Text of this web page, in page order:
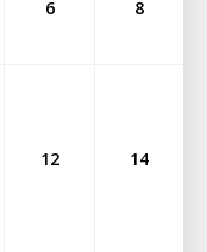
6 8
12 14